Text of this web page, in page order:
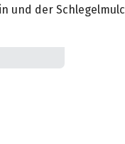
und der
des AS 901
So lassen